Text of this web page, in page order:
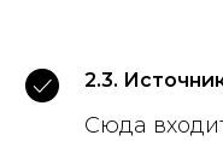
2.3.
Сюда